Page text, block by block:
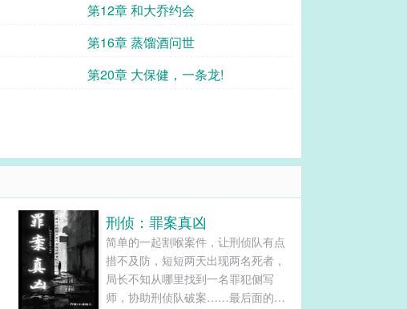
第12章 和大乔约会
第16章 蒸馏酒问世
第20章 大保健，一条龙!
刑侦：罪案真凶
简单的一起割喉案件，让刑侦队有点
措不及防，短短两天出现两名死者，
局长不知从哪里找到一名罪犯侧写
师，协助刑侦队破案……最后面的调